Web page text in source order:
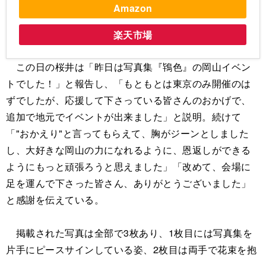
Amazon
楽天市場
この日の桜井は「昨日は写真集『鴇色』の岡山イベン
トでした！」と報告し、「もともとは東京のみ開催のは
ずでしたが、応援して下さっている皆さんのおかげで、
追加で地元でイベントが出来ました」と説明。続けて
「"おかえり"と言ってもらえて、胸がジーンとしました
し、大好きな岡山の力になれるように、恩返しができる
ようにもっと頑張ろうと思えました」「改めて、会場に
足を運んで下さった皆さん、ありがとうございました」
と感謝を伝えている。
掲載された写真は全部で3枚あり、1枚目には写真集を
片手にピースサインしている姿、2枚目は両手で花束を抱